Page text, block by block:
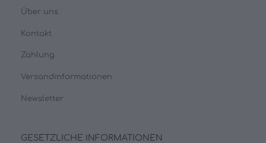
Über uns
Kontakt
Zahlung
Versandinformationen
Newsletter
GESETZLICHE INFORMATIONEN